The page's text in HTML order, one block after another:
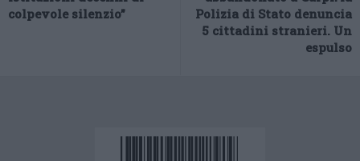
colpevole silenzio”
Polizia di Stato denuncia
5 cittadini stranieri. Un
espulso